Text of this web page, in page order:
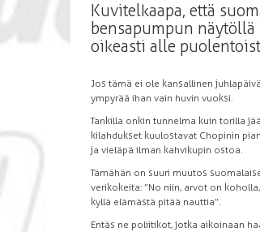
Kuvitelkaapa, että
bensapumpun
oikeasti alle
Jos tämä ei ole kansallinen
ympyrää ihan vain huvin vuoksi.
Tankilla onkin tunnelma kuin torilla
kilahdukset kuulostavat Chopinin
ja vieläpä ilman kahvikupin ostoa.
Tämähän on suuri muutos
verikokeita: ”No niin, arvot on
kyllä elämästä pitää nauttia”.
Entäs ne poliitikot, jotka aikoinaan